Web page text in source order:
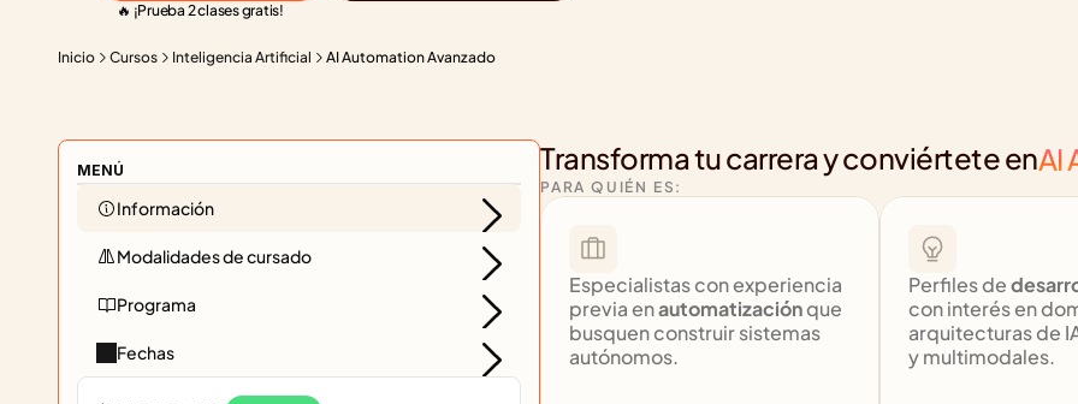
🔥 ¡Prueba 2 clases gratis!
Inicio Cursos Inteligencia Artificial AI Automation Avanzado
MENÚ
Información
Modalidades de cursado
Programa
Fechas
Transforma tu carrera y conviértete enAI
PARA QUIÉN ES:
Especialistas con experiencia
previa en automatización que
busquen construir sistemas
autónomos.
Perfiles de
con interés en
arquitecturas de
y multimodales.